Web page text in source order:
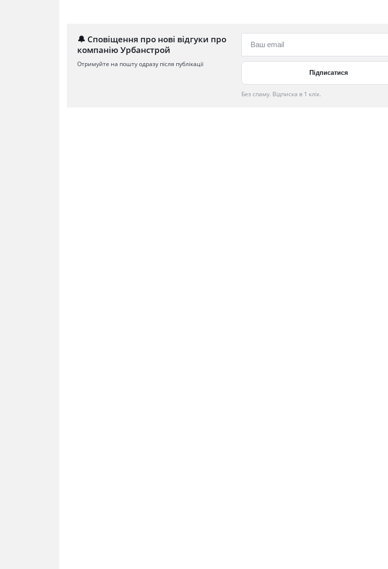
🔔 Сповіщення про нові відгуки про
компанію Урбанстрой
Отримуйте на пошту одразу після публікації
Без спаму. Відписка в 1 клік.